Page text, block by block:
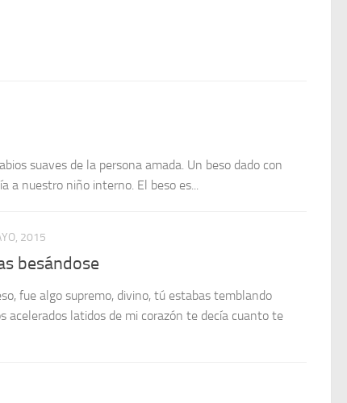
suaves de la persona amada. Un beso dado con
a nuestro niño interno. El beso es...
2015
besándose
fue algo supremo, divino, tú estabas temblando
acelerados latidos de mi corazón te decía cuanto te